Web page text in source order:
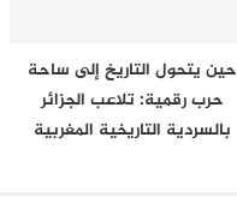
حين يتحول التاريخ إلى ساحة
حرب رقمية: تلاعب الجزائر
بالسردية التاريخية المغربية